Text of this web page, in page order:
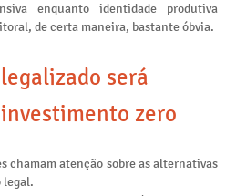
enquanto identidade produtiva
de certa maneira, bastante óbvia.
será
zero
chamam atenção sobre as alternativas
legal.